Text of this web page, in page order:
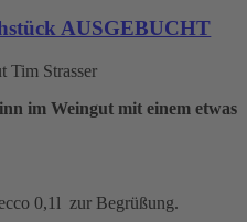
AUSGEBUCHT
Tim Strasser
im Weingut mit einem etwas
0,1l zur Begrüßung.